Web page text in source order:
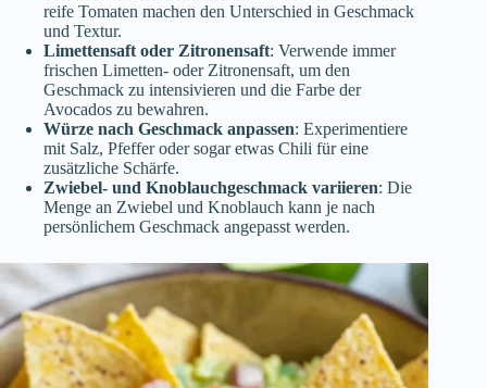
reife Tomaten machen den Unterschied in Geschmack
und Textur.
Limettensaft oder Zitronensaft: Verwende immer
frischen Limetten- oder Zitronensaft, um den
Geschmack zu intensivieren und die Farbe der
Avocados zu bewahren.
Würze nach Geschmack anpassen: Experimentiere
mit Salz, Pfeffer oder sogar etwas Chili für eine
zusätzliche Schärfe.
Zwiebel- und Knoblauchgeschmack variieren: Die
Menge an Zwiebel und Knoblauch kann je nach
persönlichem Geschmack angepasst werden.